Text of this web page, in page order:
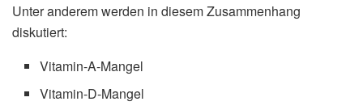
Unter anderem werden in diesem Zusammenhang
diskutiert:
Vitamin-A-Mangel
Vitamin-D-Mangel